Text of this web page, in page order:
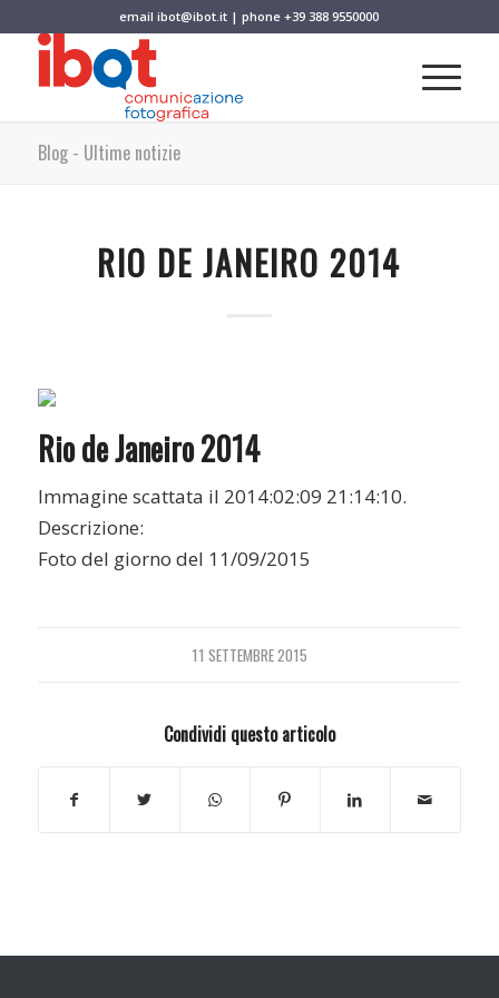
emailibot@ibot.it | phone+39 388 9550000
Blog - Ultime notizie
RIO DE JANEIRO 2014
Rio de Janeiro 2014
Immagine scattata il 2014:02:09 21:14:10.
Descrizione:
Foto del giorno del 11/09/2015
11 SETTEMBRE 2015
Condividi questo articolo